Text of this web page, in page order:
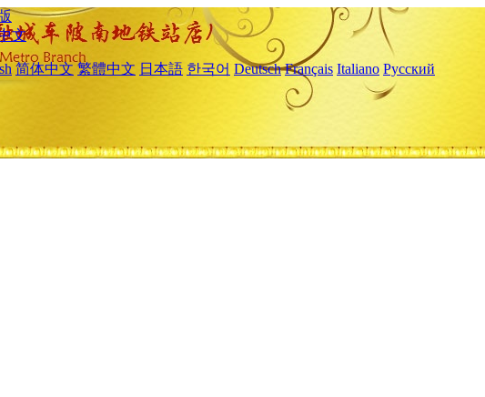
文
简体中文 繁體中文 日本語 한국어 Deutsch Français Italiano Русский